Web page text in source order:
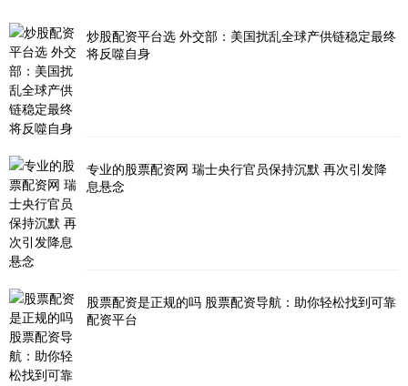
炒股配资平台选 外交部：美国扰乱全球产供链稳定最终
将反噬自身
专业的股票配资网 瑞士央行官员保持沉默 再次引发降
息悬念
股票配资是正规的吗 股票配资导航：助你轻松找到可靠
配资平台